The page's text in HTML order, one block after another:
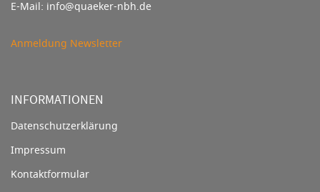
E-Mail: info@quaeker-nbh.de
Anmeldung Newsletter
INFORMATIONEN
Datenschutzerklärung
Impressum
Kontaktformular